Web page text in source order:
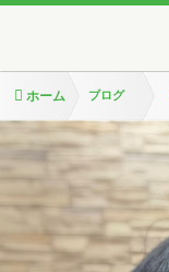
ホーム ブログ